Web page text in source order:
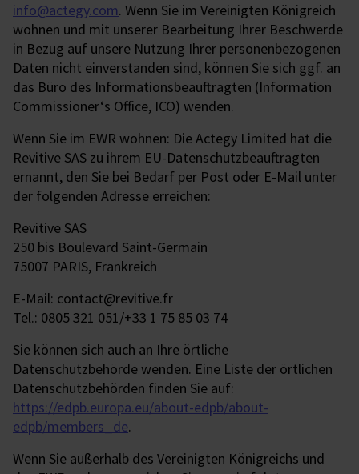
info@actegy.com. Wenn Sie im Vereinigten Königreich
wohnen und mit unserer Bearbeitung Ihrer Beschwerde
in Bezug auf unsere Nutzung Ihrer personenbezogenen
Daten nicht einverstanden sind, können Sie sich ggf. an
das Büro des Informationsbeauftragten (Information
Commissioner‘s Office, ICO) wenden.
Wenn Sie im EWR wohnen: Die Actegy Limited hat die
Revitive SAS zu ihrem EU-Datenschutzbeauftragten
ernannt, den Sie bei Bedarf per Post oder E-Mail unter
der folgenden Adresse erreichen:
Revitive SAS
250 bis Boulevard Saint-Germain
75007 PARIS, Frankreich
E-Mail: contact@revitive.fr
Tel.: 0805 321 051/+33 1 75 85 03 74
Sie können sich auch an Ihre örtliche
Datenschutzbehörde wenden. Eine Liste der örtlichen
Datenschutzbehörden finden Sie auf:
https://edpb.europa.eu/about-edpb/about-
edpb/members_de.
Wenn Sie außerhalb des Vereinigten Königreichs und